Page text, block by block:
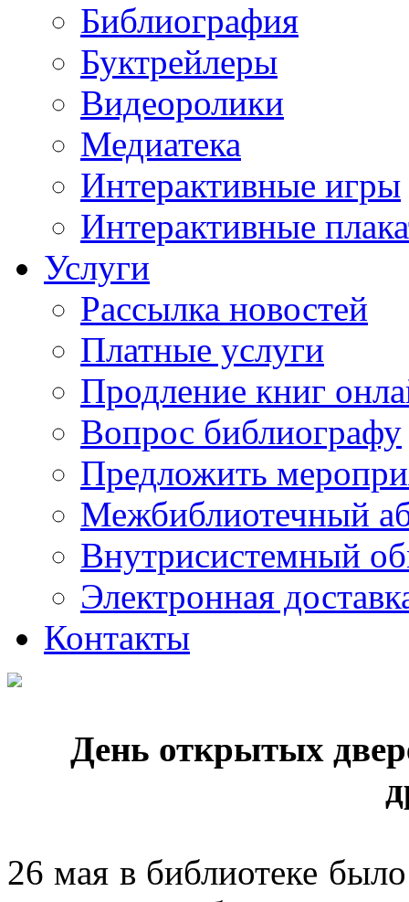
Библиография
Буктрейлеры
Видеоролики
Медиатека
Интерактивные игры
Интерактивные
Услуги
Рассылка новостей
Платные услуги
Продление книг
Вопрос библиографу
Предложить
Межбиблиотечный
Внутрисистемный
Электронная
Контакты
День открытых
26 мая в библиотеке